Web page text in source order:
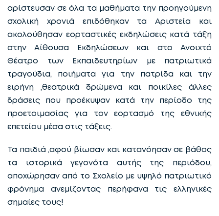
αρίστευσαν σε όλα τα μαθήματα την προηγούμενη
σχολική χρονιά επιδόθηκαν τα Αριστεία και
ακολούθησαν εορταστικές εκδηλώσεις κατά τάξη
στην Αίθουσα Εκδηλώσεων και στο Ανοιχτό
Θέατρο των Εκπαιδευτηρίων με πατριωτικά
τραγούδια, ποιήματα για την πατρίδα και την
ειρήνη ,θεατρικά δρώμενα και ποικίλες άλλες
δράσεις που προέκυψαν κατά την περίοδο της
προετοιμασίας για τον εορτασμό της εθνικής
επετείου μέσα στις τάξεις.
Τα παιδιά ,αφού βίωσαν και κατανόησαν σε βάθος
τα ιστορικά γεγονότα αυτής της περιόδου,
αποχώρησαν από το Σχολείο με υψηλό πατριωτικό
φρόνημα ανεμίζοντας περήφανα τις ελληνικές
σημαίες τους!